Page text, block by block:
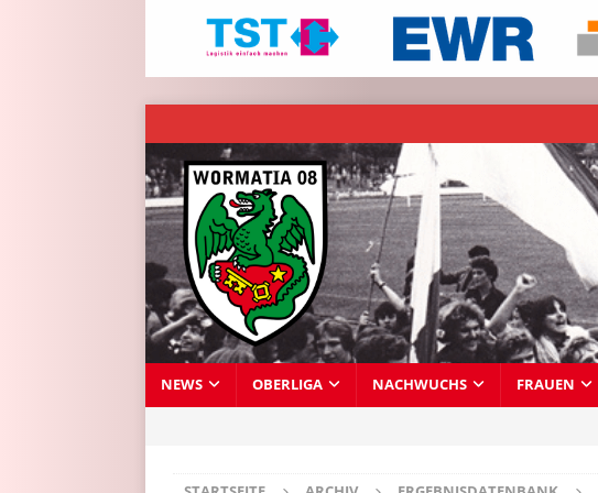
NEWS OBERLIGA NACHWUCHS FRAUEN